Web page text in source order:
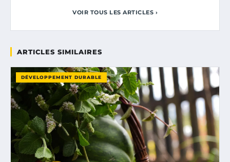
VOIR TOUS LES ARTICLES ›
ARTICLES SIMILAIRES
DÉVELOPPEMENT DURABLE